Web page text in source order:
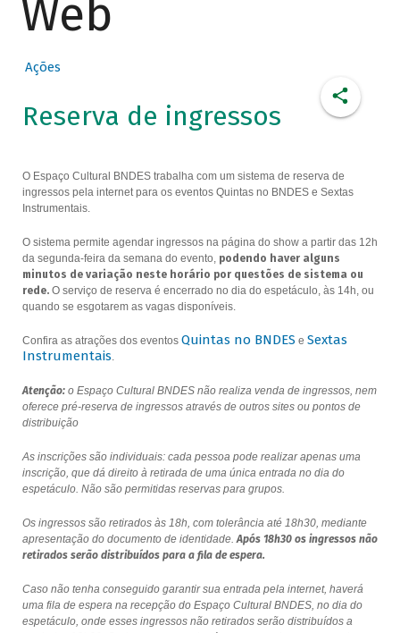
Web
Ações
Reserva de ingressos
O Espaço Cultural BNDES trabalha com um sistema de reserva de
ingressos pela internet para os eventos Quintas no BNDES e Sextas
Instrumentais.
O sistema permite agendar ingressos na página do show a partir das 12h
da segunda-feira da semana do evento, podendo haver alguns
minutos de variação neste horário por questões de sistema ou
rede.O serviço de reserva é encerrado no dia do espetáculo, às 14h, ou
quando se esgotarem as vagas disponíveis.
Confira as atrações dos eventos Quintas no BNDES e Sextas
Instrumentais.
Atenção:o Espaço Cultural BNDES não realiza venda de ingressos, nem
oferece pré-reserva de ingressos através de outros sites ou pontos de
distribuição
As inscrições são individuais: cada pessoa pode realizar apenas uma
inscrição, que dá direito à retirada de uma única entrada no dia do
espetáculo. Não são permitidas reservas para grupos.
Os ingressos são retirados às 18h, com tolerância até 18h30, mediante
apresentação do documento de identidade.Após 18h30 os ingressos não
retirados serão distribuídos para a fila de espera.
Caso não tenha conseguido garantir sua entrada pela internet, haverá
uma fila de espera na recepção do Espaço Cultural BNDES, no dia do
espetáculo, onde esses ingressos não retirados serão distribuídos a